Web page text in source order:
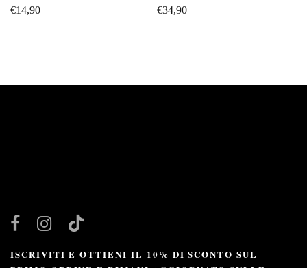
€14,90
€34,90
ISCRIVITI E OTTIENI IL 10% DI SCONTO SUL